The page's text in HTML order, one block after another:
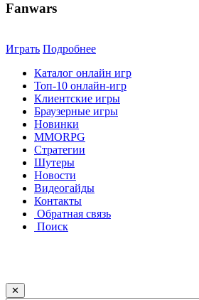
Fanwars
Играть Подробнее
Каталог онлайн игр
Топ-10 онлайн-игр
Клиентские игры
Браузерные игры
Новинки
MMORPG
Стратегии
Шутеры
Новости
Видеогайды
Контакты
Обратная связь
Поиск
✕